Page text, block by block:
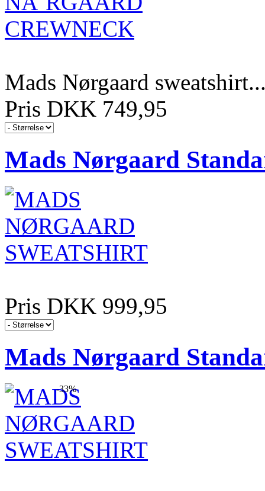
Mads Nørgaard
Pris DKK 749,95
Mads Nørgaard
Pris DKK 999,95
Mads Nørgaard
-33%